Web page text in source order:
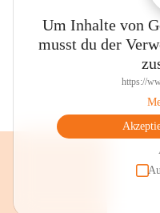
Um Inhalte von
musst du der
https://